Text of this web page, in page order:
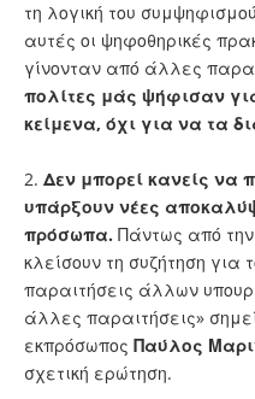
τη λογική του
αυτές οι ψηφοθηρικές
γίνονταν από άλλες
πολίτες μάς ψήφισαν
κείμενα, όχι για να τα
2. Δεν μπορεί κανείς να
υπάρξουν νέες
πρόσωπα. Πάντως από
κλείσουν τη συζήτηση
παραιτήσεις άλλων
άλλες παραιτήσεις»
εκπρόσωπος Παύλος
σχετική ερώτηση.